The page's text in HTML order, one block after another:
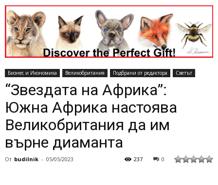
Бизнес и Икономика Великобритания Подбрани от редактора Светът
“Звездата на Африка”:
Южна Африка настоява
Великобритания да им
върне диаманта
От budilnik - 05/05/2023 0
237